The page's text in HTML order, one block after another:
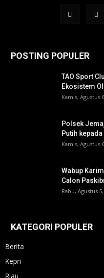
POSTING POPULER
TAO Sport
Ekosistem
Kamis, Agustus
Polsek
Putih
Kamis, Agustus
Wabup
Calon
Rabu, Agustus
KATEGORI POPULER
Berita
Kepri
Riau